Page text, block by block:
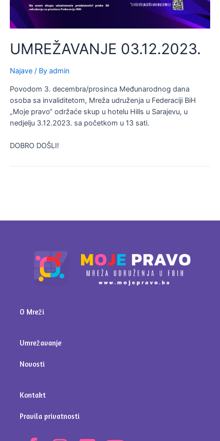
UMREŽAVANJE 03.12.2023.
Najave / By admin
Povodom 3. decembra/prosinca Međunarodnog dana
osoba sa invaliditetom, Mreža udruženja u Federaciji BiH
„Moje pravo“ održaće skup u hotelu Hills u Sarajevu, u
nedjelju 3.12.2023. sa početkom u 13 sati.
DOBRO DOŠLI!
O Mreži
Umrežavanje
Novosti
Kontakt
Pravila privatnosti